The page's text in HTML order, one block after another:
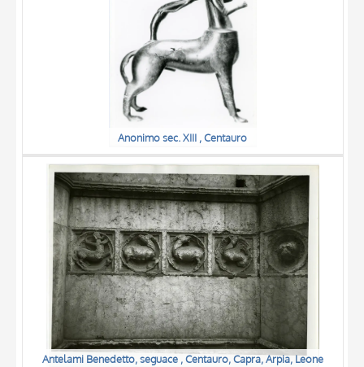
Anonimo sec. XIII , Centauro
Antelami Benedetto, seguace , Centauro, Capra, Arpia, Leone